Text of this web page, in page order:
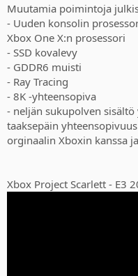
Muutamia poimintoja
- Uuden konsolin
Xbox One X:n prosessori
- SSD kovalevy
- GDDR6 muisti
- Ray Tracing
- 8K -yhteensopiva
- neljän sukupolven sisältö
taaksepäin
orginaalin Xboxin kanssa
Xbox Project Scarlett - E3